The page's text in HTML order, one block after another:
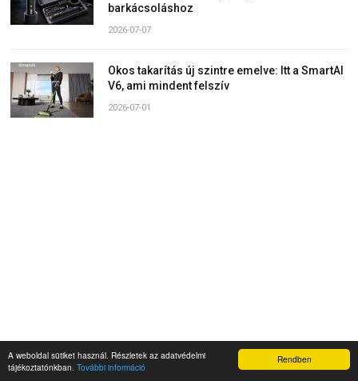
Rendben
A weboldal sütiket használ. Részletek az adatvédelmi
tájékoztatónkban. További információ
barkácsoláshoz
2026-07-07
Okos takarítás új szintre emelve: Itt a SmartAI
V6, ami mindent felszív
2026-07-01